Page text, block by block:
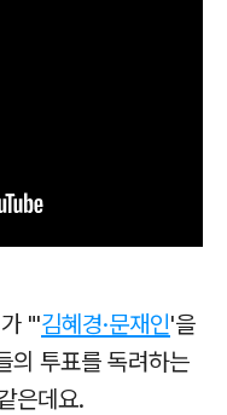
"'김혜경·문재인'을
의 투표를 독려하는
은데요.